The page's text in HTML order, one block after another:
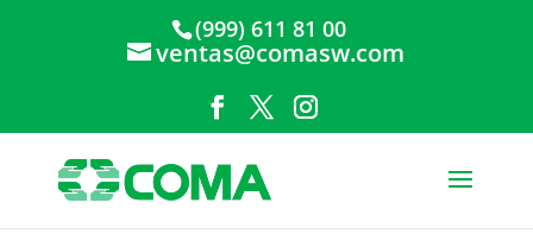
(999) 611 81 00
ventas@comasw.com